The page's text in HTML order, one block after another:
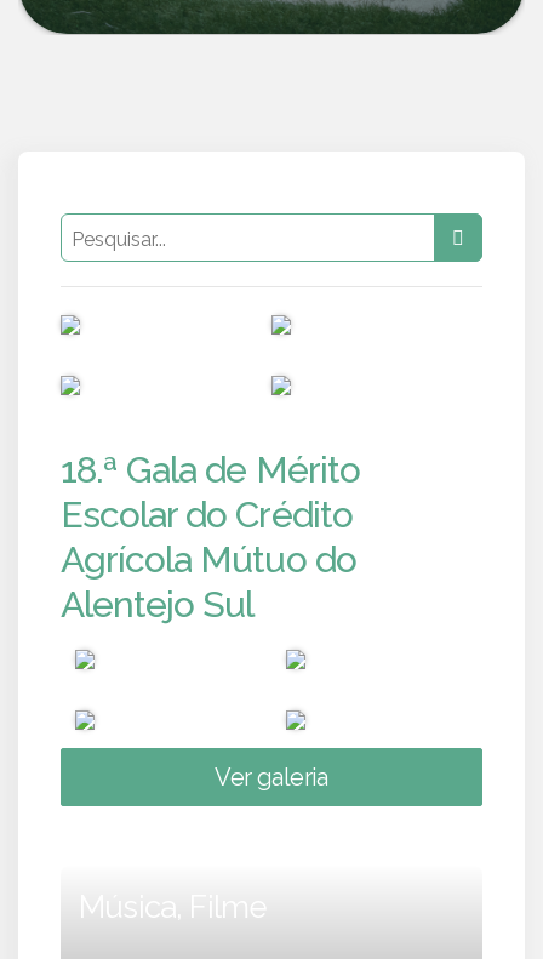
18.ª Gala de Mérito
Escolar do Crédito
Agrícola Mútuo do
Alentejo Sul
Ver galeria
Música, Filme